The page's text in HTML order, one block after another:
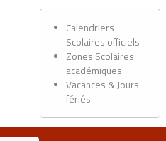
Calendriers
Scolaires officiels
Zones Scolaires
académiques
Vacances & Jours
fériés